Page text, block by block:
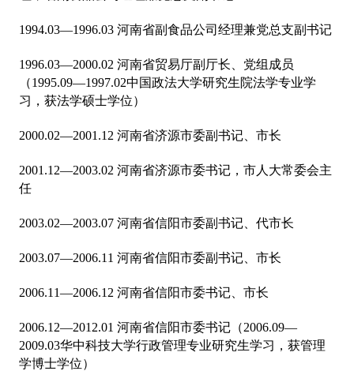
1994.03—1996.03 河南省副食品公司经理兼党总支副书记
1996.03—2000.02 河南省贸易厅副厅长、党组成员
（1995.09—1997.02中国政法大学研究生院法学专业学
习，获法学硕士学位）
2000.02—2001.12 河南省济源市委副书记、市长
2001.12—2003.02 河南省济源市委书记，市人大常委会主
任
2003.02—2003.07 河南省信阳市委副书记、代市长
2003.07—2006.11 河南省信阳市委副书记、市长
2006.11—2006.12 河南省信阳市委书记、市长
2006.12—2012.01 河南省信阳市委书记（2006.09—
2009.03华中科技大学行政管理专业研究生学习，获管理
学博士学位）